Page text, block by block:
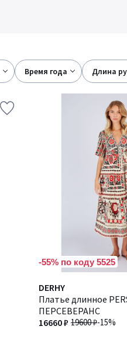
время года длина
-55% по коду 5525
DERHY
Платье длинное
ПЕРСЕВЕРАНС
19600 ₽-15%
16660 ₽